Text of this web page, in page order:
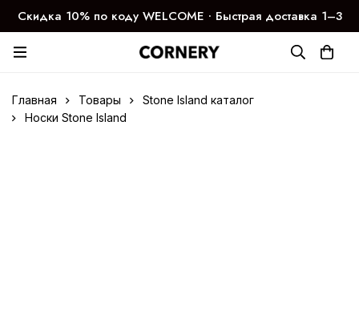
Скидка 10% по коду WELCOME ∙ Быстрая доставка 1–3
дня
Главная Товары
Stone Island каталог
Носки Stone Island